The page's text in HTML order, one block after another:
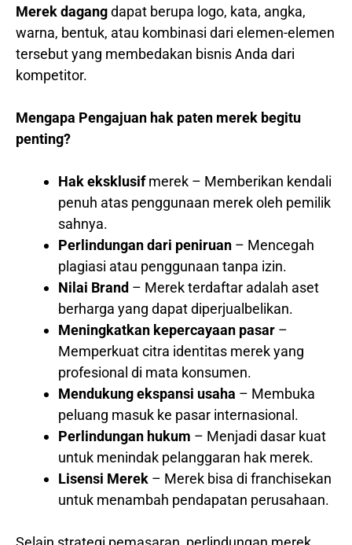
Merek dagangdapat berupa logo, kata, angka,
warna, bentuk, atau kombinasi dari elemen-elemen
tersebut yang membedakan bisnis Anda dari
kompetitor.
Mengapa Pengajuan hak paten merek begitu
penting?
Hak eksklusifmerek – Memberikan kendali
penuh atas penggunaan merek oleh pemilik
sahnya.
Perlindungan dari peniruan – Mencegah
plagiasi atau penggunaan tanpa izin.
Nilai Brand – Merek terdaftar adalah aset
berharga yang dapat diperjualbelikan.
Meningkatkan kepercayaan pasar –
Memperkuat citra identitas merek yang
profesional di mata konsumen.
Mendukung ekspansi usaha – Membuka
peluang masuk ke pasar internasional.
Perlindungan hukum – Menjadi dasar kuat
untuk menindak pelanggaran hak merek.
Lisensi Merek – Merek bisa di franchisekan
untuk menambah pendapatan perusahaan.